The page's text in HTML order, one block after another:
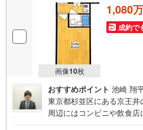
画像10枚
1,080
成約で
おすすめポイント 池崎 翔
東京都杉並区にある京王
周辺にはコンビニや飲食